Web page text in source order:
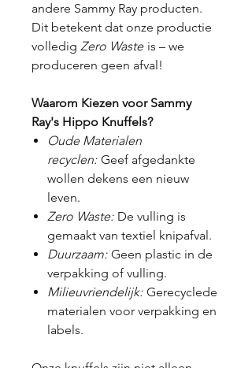
andere Sammy Ray producten.
Dit betekent dat onze productie
volledig Zero Waste is – we
produceren geen afval!
Waarom Kiezen voor Sammy
Ray's Hippo Knuffels?
Oude Materialen
recyclen: Geef afgedankte
wollen dekens een nieuw
leven.
Zero Waste: De vulling is
gemaakt van textiel knipafval.
Duurzaam: Geen plastic in de
verpakking of vulling.
Milieuvriendelijk: Gerecyclede
materialen voor verpakking en
labels.